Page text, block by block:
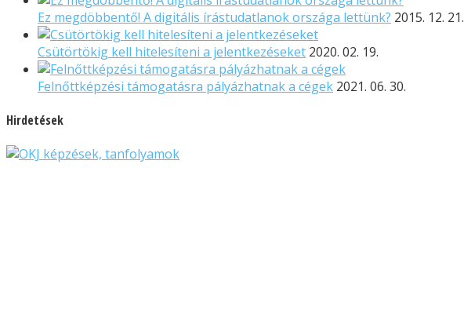
Ez megdöbbentő! A digitális írástudatlanok országa lettünk? 2015. 12. 21.
Csütörtökig kell hitelesíteni a jelentkezéseket 2020. 02. 19.
Felnőttképzési támogatásra pályázhatnak a cégek 2021. 06. 30.
Hirdetések